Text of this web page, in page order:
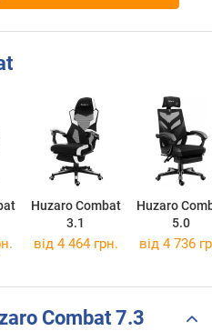
Huzaro Combat
3.1
Huzaro
5.0
від 4 464 грн. від 4 736
Combat 7.3